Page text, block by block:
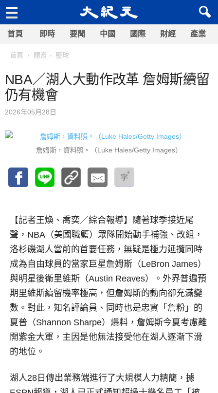
首頁 即時 要聞 中國 國際 財經 產業
首頁 體育 籃球
NBA／湖人大動作改革 詹姆斯續留
仍有機會
2026年05月28日
詹姆斯，資料照。（Luke Hales/Getty Images）
【記者王煥、喬奕／綜合報導】
隨著球季接近尾
聲，NBA（美國職籃）眾隊開始動手補強、改組，
洛杉磯湖人當前的首要任務，無疑是極力延攬同時
成為自由球員的當家巨星詹姆斯（LeBron James）
與明星後衛里維斯（Austin Reaves）。外界普遍預
期里維斯續留機率極高，但詹姆斯的動向卻充滿變
數。對此，知名評論員、同時也是忠實「詹粉」的
夏普（Shannon Sharpe）爆料，詹姆斯今夏考慮離
開紫金大軍，主因是他無法接受他在湖人逐漸下滑
的地位。
湖人28日傳出業務端進行了大規模人力精簡，據